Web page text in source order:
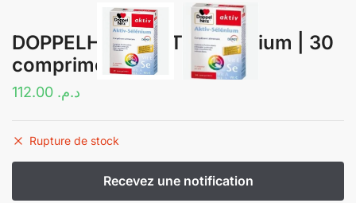
DOPPELHERZ AKTIV Sélénium | 30
comprimés
د.م.
Rupture de stock